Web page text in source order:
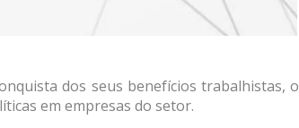
dos seus benefícios trabalhistas, o
em empresas do setor.